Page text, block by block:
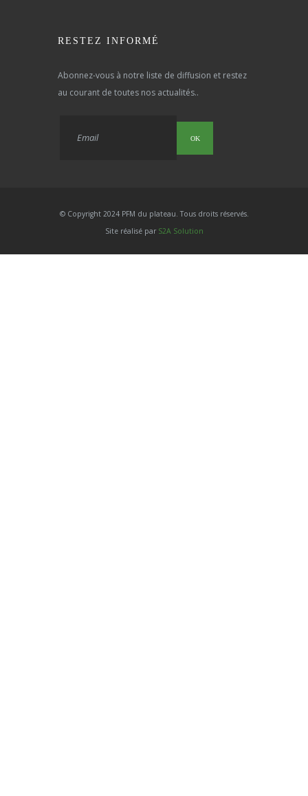
RESTEZ INFORMÉ
Abonnez-vous à notre liste de diffusion et restez
au courant de toutes nos actualités..
OK
© Copyright 2024 PFM du plateau. Tous droits réservés.
Site réalisé par S2A Solution